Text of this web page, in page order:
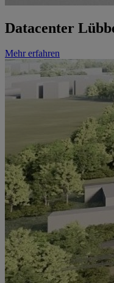
Datacenter
Mehr erfahren